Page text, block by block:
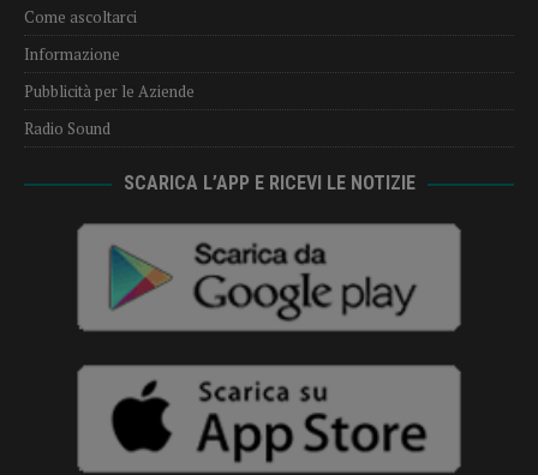
Come ascoltarci
Informazione
Pubblicità per le Aziende
Radio Sound
SCARICA L’APP E RICEVI LE NOTIZIE